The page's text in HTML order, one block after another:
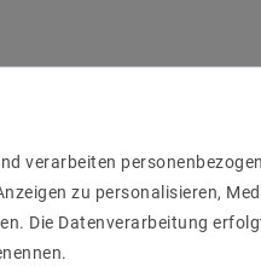
verarbeiten
zu personalisieren,
Die Datenverarbeitung